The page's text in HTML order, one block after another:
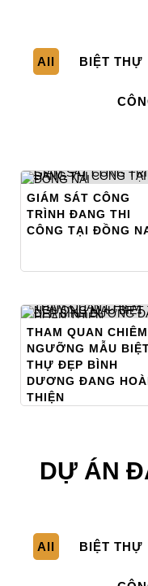
All BIỆT THỰ
GIÁM SÁT CÔNG
TRÌNH ĐANG THI
CÔNG TẠI ĐỒNG
THAM QUAN CHIÊM
NGƯỠNG MẪU
THỰ ĐẸP BÌNH
DƯƠNG ĐANG
THIỆN
DỰ ÁN
All BIỆT THỰ